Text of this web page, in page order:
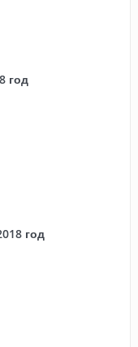
год
год